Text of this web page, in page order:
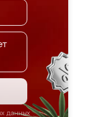
данных